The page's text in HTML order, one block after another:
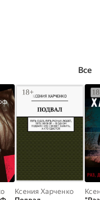
Все
Ксения Харченко